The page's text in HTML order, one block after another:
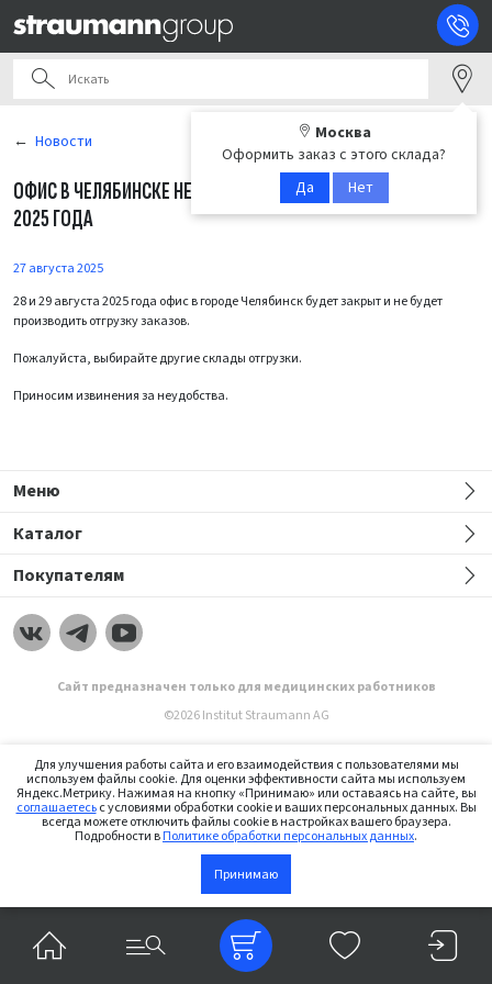
Москва
Оформить заказ с этого склада?
Да
Нет
Новости
ОФИС В ЧЕЛЯБИНСКЕ НЕ БУДЕТ РАБОТАТЬ 28 И 29 АВГУСТА
2025 ГОДА
27 августа 2025
28 и 29 августа 2025 года офис в городе Челябинск будет закрыт и не будет
производить отгрузку заказов.
Пожалуйста, выбирайте другие склады отгрузки.
Приносим извинения за неудобства.
Меню
Каталог
Покупателям
Сайт предназначен только для медицинских работников
©2026 Institut Straumann AG
Для улучшения работы сайта и его взаимодействия с пользователями мы
используем файлы cookie. Для оценки эффективности сайта мы используем
Яндекс.Метрику. Нажимая на кнопку «Принимаю» или оставаясь на сайте, вы
соглашаетесьс условиями обработки cookie и ваших персональных данных. Вы
всегда можете отключить файлы cookie в настройках вашего браузера.
Подробности вПолитике обработки персональных данных.
Принимаю